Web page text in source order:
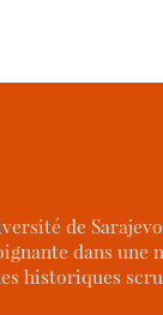
de
dans
historiques